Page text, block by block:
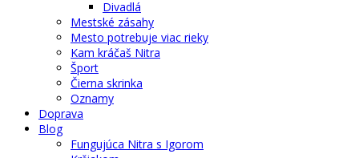
Divadlá
Mestské zásahy
Mesto potrebuje viac rieky
Kam kráčaš Nitra
Šport
Čierna skrinka
Oznamy
Doprava
Blog
Fungujúca Nitra s Igorom